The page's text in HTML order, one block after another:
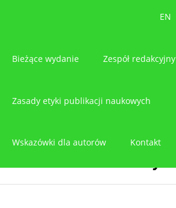
EN
Bieżące wydanie Zespół redakcyjny
Zasady etyki publikacji naukowych
Wskazówki dla autorów Kontakt